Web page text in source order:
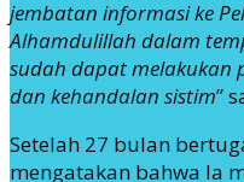
jembatan informasi ke
Alhamdulillah dalam
sudah dapat melakukan
dan kehandalan sistim”
Setelah 27 bulan
mengatakan bahwa Ia